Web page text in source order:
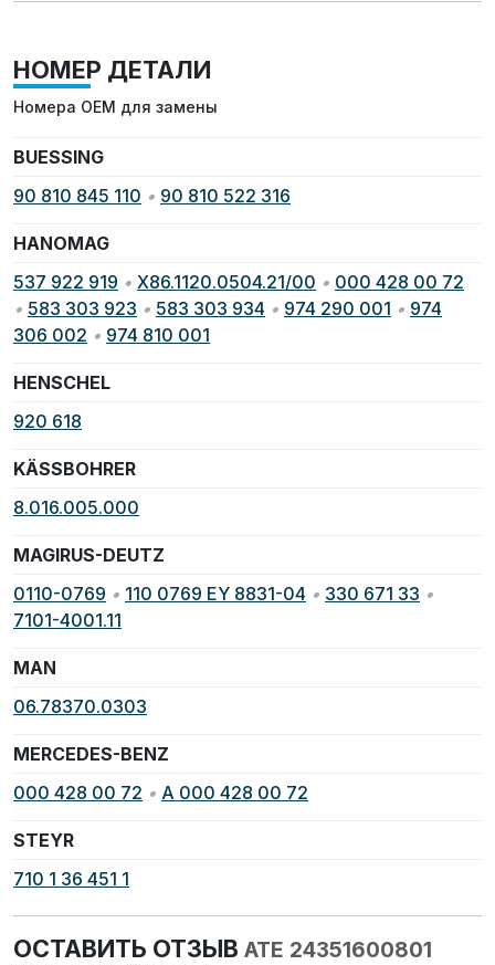
НОМЕР ДЕТАЛИ
Номера OEM для замены
BUESSING
90 810 845 110 • 90 810 522 316
HANOMAG
537 922 919 • X86.1120.0504.21/00 • 000 428 00 72
• 583 303 923 • 583 303 934 • 974 290 001 • 974
306 002 • 974 810 001
HENSCHEL
920 618
KÄSSBOHRER
8.016.005.000
MAGIRUS-DEUTZ
0110-0769 • 110 0769 EY 8831-04 • 330 671 33 •
7101-4001.11
MAN
06.78370.0303
MERCEDES-BENZ
000 428 00 72 • A 000 428 00 72
STEYR
710 1 36 451 1
ОСТАВИТЬ ОТЗЫВ ATE 24351600801